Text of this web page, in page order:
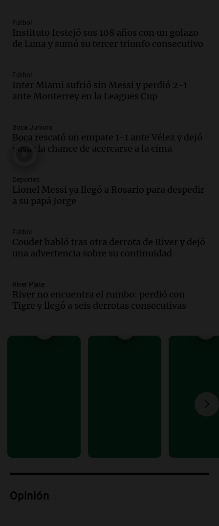
Audio.Joan Gaspart: "Sin Jorge, no sé si
Messi hubiera llegado adonde llegó"
Audio.El orgullo y el sueño argentino de
Jorge Messi en una entrevista con Rony
Episodios
Audio.El abuelo de Agostina Vega, tras
Una mañana para todos
Episodios
Audio.Una nutricionista derribó el mito
conviene priorizar
Una mañana para todos
Episodios
Episodios
contra el tiempo: necesita un trasplante
Una mañana para todos
Audio.
Fútbol
Instituto festejó sus 108 años con un golazo
de Luna y sumó su tercer triunfo consecutivo
Fútbol
Inter Miami sufrió sin Messi y perdió 2-1
ante Monterrey en la Leagues Cup
Boca Juniors
Boca rescató un empate 1-1 ante Vélez y dejó
pasar la chance de acercarse a la cima
Deportes
Lionel Messi ya llegó a Rosario para despedir
a su papá Jorge
Fútbol
Coudet habló tras otra derrota de River y dejó
una advertencia sobre su continuidad
River Plate
River no encuentra el rumbo: perdió con
Tigre y llegó a seis derrotas consecutivas
Opinión